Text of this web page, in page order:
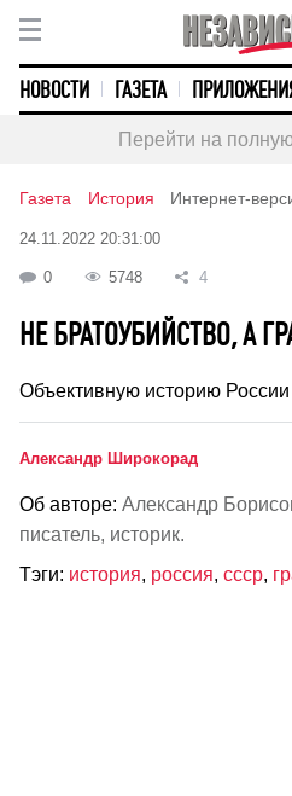
НОВОСТИ ГАЗЕТА
Перейти на
Газета История Интернет-
24.11.2022 20:31:00
0 5748 4
НЕ БРАТОУБИЙСТВО, А
Объективную историю
Александр Широкорад
Об авторе: Александр
писатель, историк.
Тэги: история, россия, ссср,